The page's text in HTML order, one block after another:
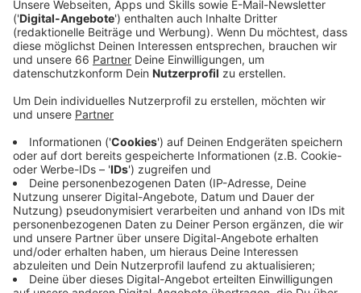
Fahrradstraße am Wehrhahn: Sperrungen und
Umleitungen
Anzeige
DerWehrhahn wird zur Fahrradstraße
umgebaut. Seit
und Oststraße voll gesperrt, auch für Fahrräder. Der
Asphalt wird rot eingefärbt, um den Vorrang für
Fahrräder zu kennzeichnen. Die Sperrung dauert bis
zum 3. April. Zusätzlich wird die Kreuzung
Wehrhahn/Oststraße vom 27. bis 29. März komplett
gesperrt. Die Stadt investiert 2,5 Millionen Euro in den
Umbau.